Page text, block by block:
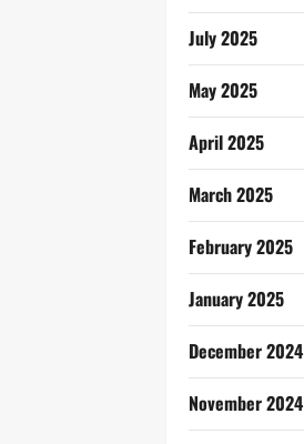
July 2025
May 2025
April 2025
March 2025
February 2025
January 2025
December 2024
November 2024